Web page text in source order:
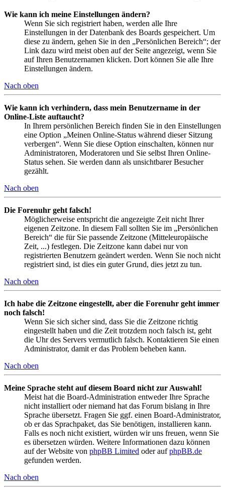
Wie kann ich meine Einstellungen ändern?
Wenn Sie sich registriert haben, werden alle Ihre
Einstellungen in der Datenbank des Boards gespeichert. Um
diese zu ändern, gehen Sie in den „Persönlichen Bereich“; der
Link dazu wird meist oben auf der Seite angezeigt, wenn Sie
auf Ihren Benutzernamen klicken. Dort können Sie alle Ihre
Einstellungen ändern.
Nach oben
Wie kann ich verhindern, dass mein Benutzername in der
Online-Liste auftaucht?
In Ihrem persönlichen Bereich finden Sie in den Einstellungen
eine Option „Meinen Online-Status während dieser Sitzung
verbergen“. Wenn Sie diese Option einschalten, können nur
Administratoren, Moderatoren und Sie selbst Ihren Online-
Status sehen. Sie werden dann als unsichtbarer Besucher
gezählt.
Nach oben
Die Forenuhr geht falsch!
Möglicherweise entspricht die angezeigte Zeit nicht Ihrer
eigenen Zeitzone. In diesem Fall sollten Sie im „Persönlichen
Bereich“ die für Sie passende Zeitzone (Mitteleuropäische
Zeit, ...) festlegen. Die Zeitzone kann dabei nur von
registrierten Benutzern geändert werden. Wenn Sie noch nicht
registriert sind, ist dies ein guter Grund, dies jetzt zu tun.
Nach oben
Ich habe die Zeitzone eingestellt, aber die Forenuhr geht immer
noch falsch!
Wenn Sie sich sicher sind, dass Sie die Zeitzone richtig
eingestellt haben und die Zeit trotzdem noch falsch ist, geht
die Uhr des Servers vermutlich falsch. Kontaktieren Sie einen
Administrator, damit er das Problem beheben kann.
Nach oben
Meine Sprache steht auf diesem Board nicht zur Auswahl!
Meist hat die Board-Administration entweder Ihre Sprache
nicht installiert oder niemand hat das Forum bislang in Ihre
Sprache übersetzt. Fragen Sie ggf. einen Board-Administrator,
ob er das Sprachpaket, das Sie benötigen, installieren kann.
Falls es noch nicht existiert, würden wir uns freuen, wenn Sie
es übersetzen würden. Weitere Informationen dazu können
auf der Website von phpBB Limited oder aufphpBB.de
gefunden werden.
Nach oben